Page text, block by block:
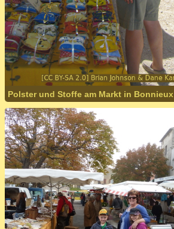
Polster und Stoffe am Markt in Bonnieux